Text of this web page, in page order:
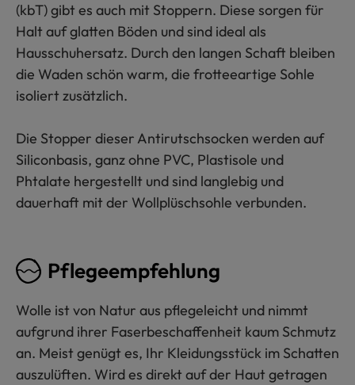
(kbT) gibt es auch mit Stoppern. Diese sorgen für
Halt auf glatten Böden und sind ideal als
Hausschuhersatz. Durch den langen Schaft bleiben
die Waden schön warm, die frotteeartige Sohle
isoliert zusätzlich.
Die Stopper dieser Antirutschsocken werden auf
Siliconbasis, ganz ohne PVC, Plastisole und
Phtalate hergestellt und sind langlebig und
dauerhaft mit der Wollplüschsohle verbunden.
Pflegeempfehlung
Wolle ist von Natur aus pflegeleicht und nimmt
aufgrund ihrer Faserbeschaffenheit kaum Schmutz
an. Meist genügt es, Ihr Kleidungsstück im Schatten
auszulüften. Wird es direkt auf der Haut getragen